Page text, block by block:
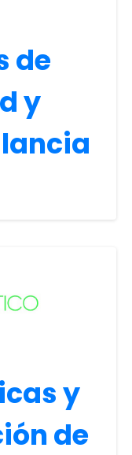
de
y
y
de